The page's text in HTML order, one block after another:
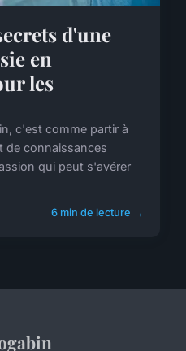
d'une
en
les
c'est comme partir à
de connaissances
qui peut s'avérer
6 min de lecture →